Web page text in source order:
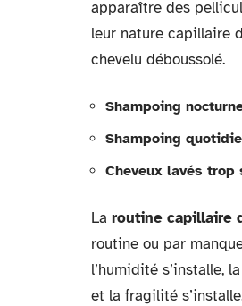
apparaître des
leur nature capillaire
chevelu déboussolé.
Shampoing
Shampoing
Cheveux lavés trop
La routine capillaire
routine ou par
l’humidité s’installe,
et la fragilité